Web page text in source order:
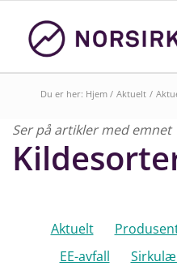
Søk i faktasider
Du er her: Hjem / Aktuelt /
Ser på artikler med emnet
Aktuelt
EE-avfall